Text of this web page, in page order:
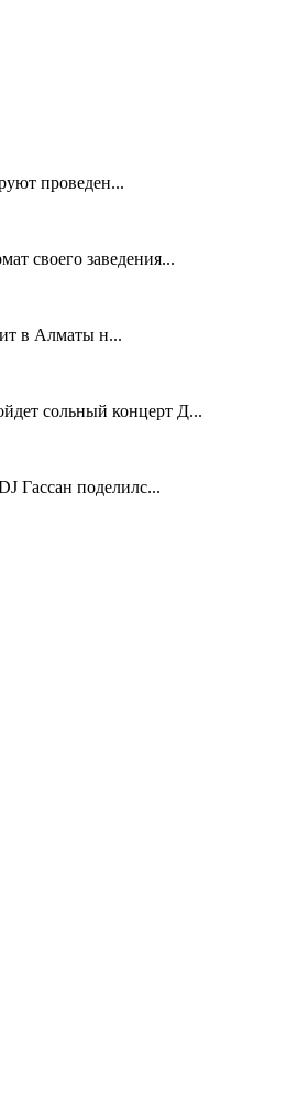
проведен...
своего заведения...
в Алматы н...
сольный концерт Д...
Гассан поделилс...